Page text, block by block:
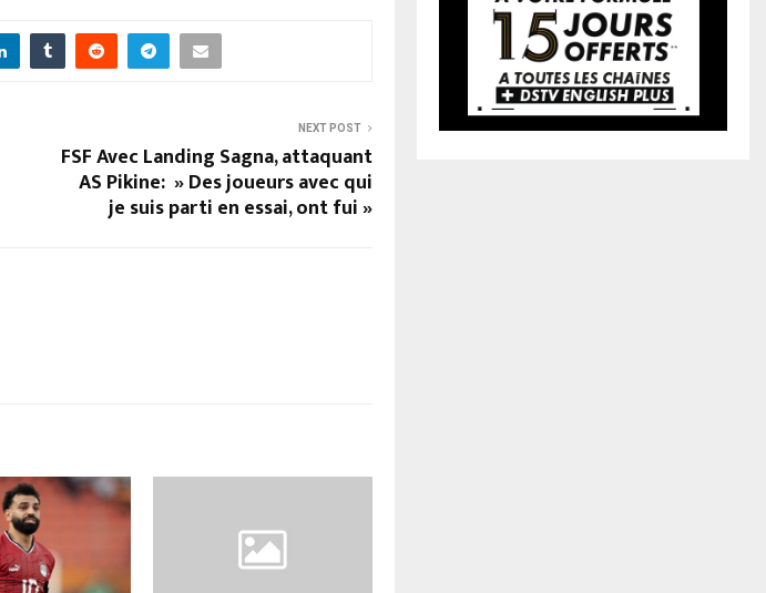
NEXT POST
FSF Avec Landing Sagna, attaquant
AS Pikine: » Des joueurs avec qui
je suis parti en essai, ont fui »